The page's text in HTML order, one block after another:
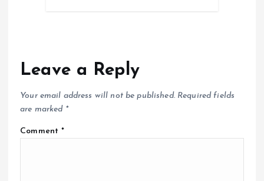
Leave a Reply
Your email address will not be published. Required fields
are marked *
Comment*